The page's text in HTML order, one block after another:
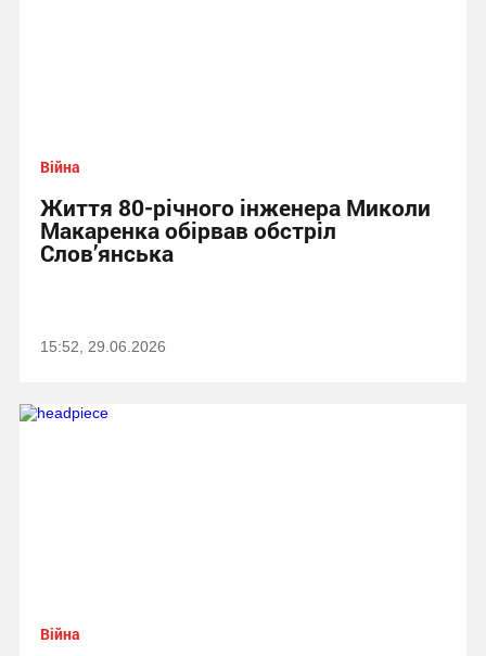
Війна
Життя 80-річного інженера Миколи
Макаренка обірвав обстріл
Слов’янська
15:52, 29.06.2026
Війна